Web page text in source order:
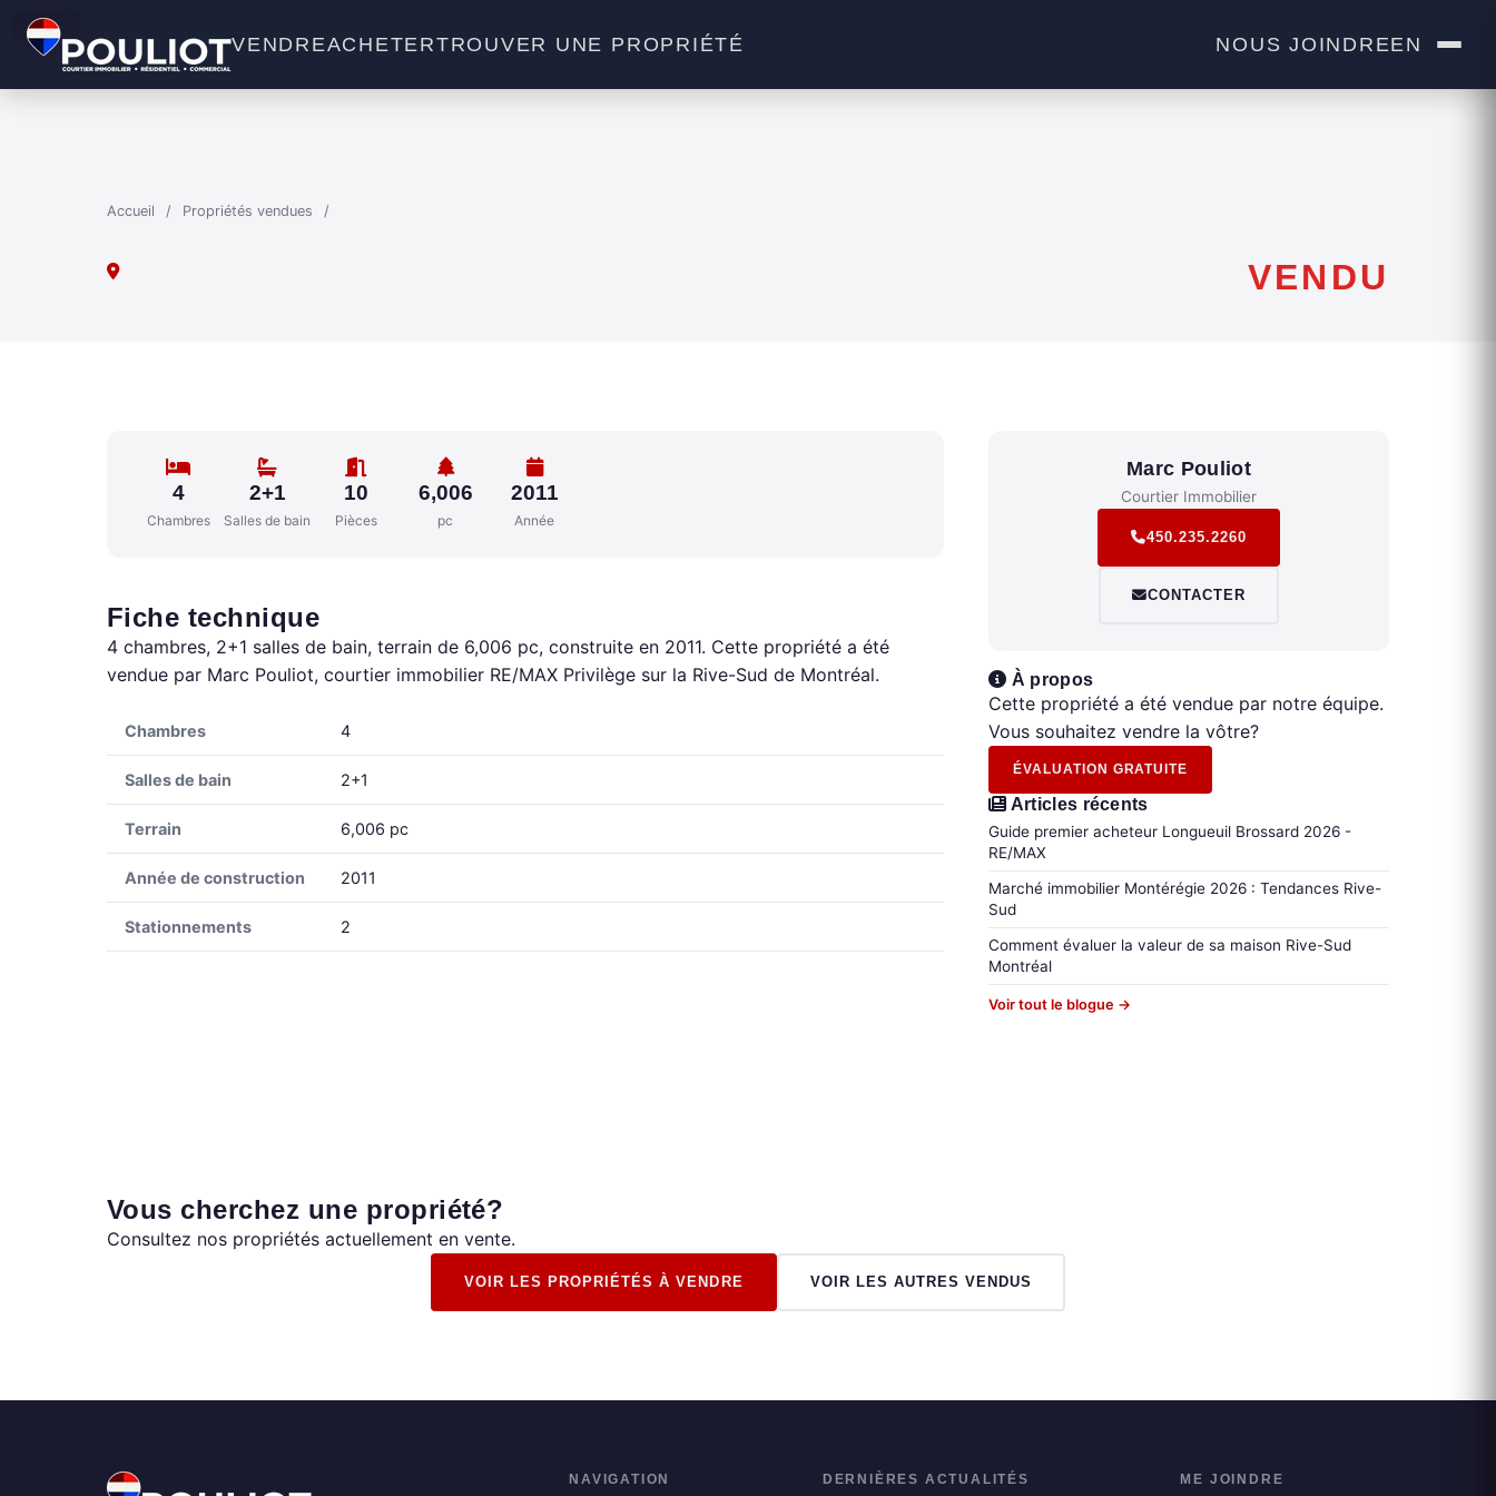
VENDREACHETERTROUVER UNE PROPRIÉTÉ NOUS JOINDREEN
Accueil / Propriétés vendues /
VENDU
VENDU
4
Chambres
2+1
Salles de bain
10
Pièces
6,006
pc
2011
Année
Fiche technique
4 chambres, 2+1 salles de bain, terrain de 6,006 pc, construite en 2011. Cette propriété a été
vendue par Marc Pouliot, courtier immobilier RE/MAX Privilège sur la Rive-Sud de Montréal.
Chambres 4
Salles de bain 2+1
Terrain 6,006 pc
Année de construction 2011
Stationnements 2
Marc Pouliot
Courtier Immobilier
450.235.2260
CONTACTER
À propos
Cette propriété a été vendue par notre équipe.
Vous souhaitez vendre la vôtre?
ÉVALUATION GRATUITE
Articles récents
Guide premier acheteur Longueuil Brossard 2026 -
RE/MAX
Marché immobilier Montérégie 2026 : Tendances Rive-
Sud
Comment évaluer la valeur de sa maison Rive-Sud
Montréal
Voir tout le blogue →
Vous cherchez une propriété?
Consultez nos propriétés actuellement en vente.
VOIR LES PROPRIÉTÉS À VENDRE VOIR LES AUTRES VENDUS
NAVIGATION DERNIÈRES ACTUALITÉS ME JOINDRE